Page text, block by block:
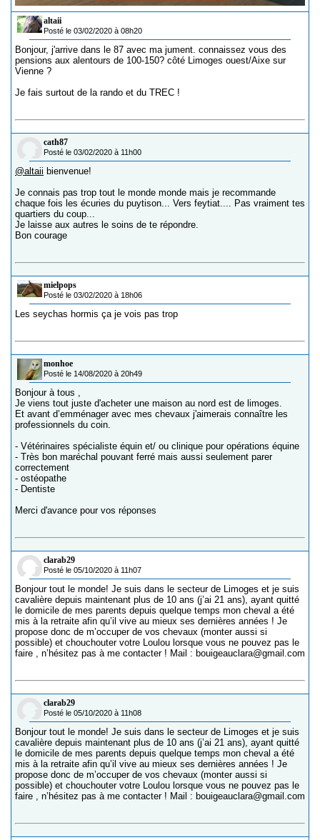
altaii
Posté le 03/02/2020 à 08h20
Bonjour, j'arrive dans le 87 avec ma jument. connaissez vous des
pensions aux alentours de 100-150? côté Limoges ouest/Aixe sur
Vienne ?
Je fais surtout de la rando et du TREC !
cath87
Posté le 03/02/2020 à 11h00
@altaii bienvenue!
Je connais pas trop tout le monde monde mais je recommande
chaque fois les écuries du puytison... Vers feytiat.... Pas vraiment tes
quartiers du coup...
Je laisse aux autres le soins de te répondre.
Bon courage
mielpops
Posté le 03/02/2020 à 18h06
Les seychas hormis ça je vois pas trop
monhoe
Posté le 14/08/2020 à 20h49
Bonjour à tous ,
Je viens tout juste d'acheter une maison au nord est de limoges.
Et avant d’emménager avec mes chevaux j'aimerais connaître les
professionnels du coin.
- Vétérinaires spécialiste équin et/ ou clinique pour opérations équine
- Très bon maréchal pouvant ferré mais aussi seulement parer
correctement
- ostéopathe
- Dentiste
Merci d'avance pour vos réponses
clarab29
Posté le 05/10/2020 à 11h07
Bonjour tout le monde! Je suis dans le secteur de Limoges et je suis
cavalière depuis maintenant plus de 10 ans (j’ai 21 ans), ayant quitté
le domicile de mes parents depuis quelque temps mon cheval a été
mis à la retraite afin qu’il vive au mieux ses dernières années ! Je
propose donc de m’occuper de vos chevaux (monter aussi si
possible) et chouchouter votre Loulou lorsque vous ne pouvez pas le
faire , n’hésitez pas à me contacter ! Mail : bouigeauclara@gmail.com
clarab29
Posté le 05/10/2020 à 11h08
Bonjour tout le monde! Je suis dans le secteur de Limoges et je suis
cavalière depuis maintenant plus de 10 ans (j’ai 21 ans), ayant quitté
le domicile de mes parents depuis quelque temps mon cheval a été
mis à la retraite afin qu’il vive au mieux ses dernières années ! Je
propose donc de m’occuper de vos chevaux (monter aussi si
possible) et chouchouter votre Loulou lorsque vous ne pouvez pas le
faire , n’hésitez pas à me contacter ! Mail : bouigeauclara@gmail.com